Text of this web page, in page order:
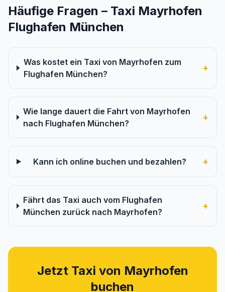
Häufige Fragen – Taxi Mayrhofen
Flughafen München
Was kostet ein Taxi von Mayrhofen zum
Flughafen München?
+
Wie lange dauert die Fahrt von Mayrhofen
nach Flughafen München?
+
Kann ich online buchen und bezahlen? +
Fährt das Taxi auch vom Flughafen
München zurück nach Mayrhofen?
+
Jetzt Taxi von Mayrhofen
buchen